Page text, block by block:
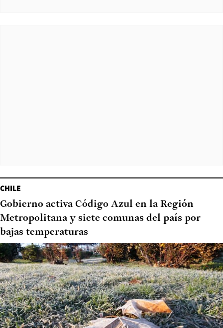
CHILE
Gobierno activa Código Azul en la Región
Metropolitana y siete comunas del país por
bajas temperaturas